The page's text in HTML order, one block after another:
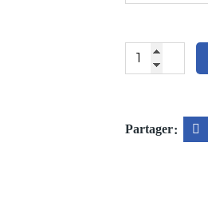
Sacs
ordures
Partager